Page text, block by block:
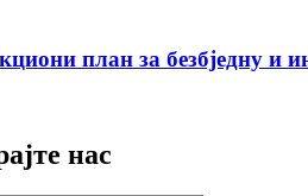
план за безбједну и
нас